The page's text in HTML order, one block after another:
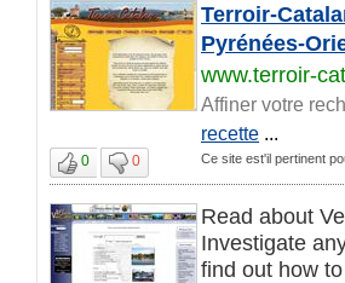
Terroir-
Pyrénées-
www.terroir-
Affiner votre
recette ...
0 0 Ce site est'il pertinent
Read about
Investigate
find out how